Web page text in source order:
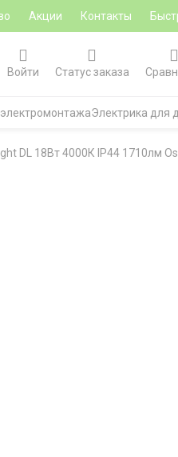
Акции Контакты
Войти
Статус заказа
Электрика для
DL 18Вт 4000К IP44 1710лм